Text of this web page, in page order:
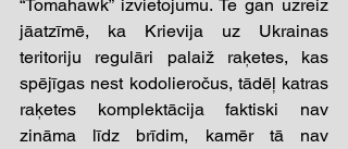
“Tomahawk” izvietojumu. Te gan uzreiz
jāatzīmē, ka Krievija uz Ukrainas
teritoriju regulāri palaiž raķetes, kas
spējīgas nest kodolieročus, tādēļ katras
raķetes komplektācija faktiski nav
zināma līdz brīdim, kamēr tā nav